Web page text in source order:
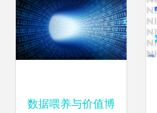
数据喂养与价值博